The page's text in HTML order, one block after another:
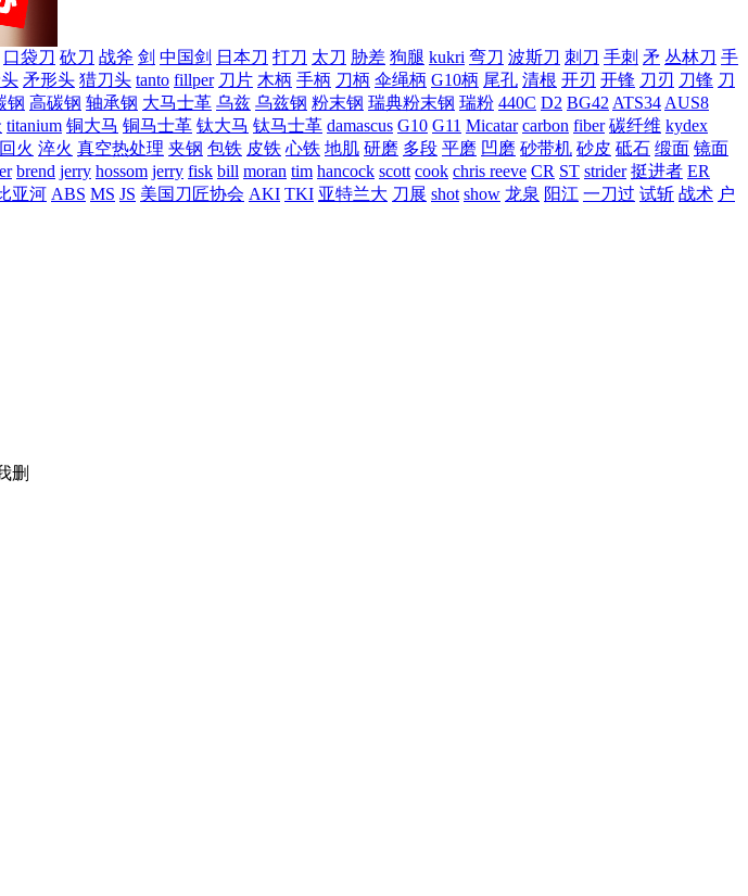
口袋刀 砍刀 战斧 剑 中国剑 日本刀 打刀 太刀 胁差 狗腿 kukri 弯刀 波斯刀 刺刀 手刺 矛 丛林刀 手
矛形头 猎刀头 tanto fillper 刀片 木柄 手柄 刀柄 伞绳柄 G10柄 尾孔 清根 开刃 开锋 刀刃 刀锋 刀
钢 高碳钢 轴承钢 大马士革 乌兹 乌兹钢 粉末钢 瑞典粉末钢 瑞粉 440C D2 BG42 ATS34 AUS8
titanium 铜大马 铜马士革 钛大马 钛马士革 damascus G10 G11 Micatar carbon fiber 碳纤维 kydex
回火 淬火 真空热处理 夹钢 包铁 皮铁 心铁 地肌 研磨 多段 平磨 凹磨 砂带机 砂皮 砥石 缎面 镜面
brend jerry hossom jerry fisk bill moran tim hancock scott cook chris reeve CR ST strider 挺进者 ER
亚河 ABS MS JS 美国刀匠协会 AKI TKI 亚特兰大 刀展 shot show 龙泉 阳江 一刀过 试斩 战术 户
删